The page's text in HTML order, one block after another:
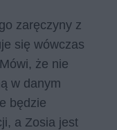
zaręczyny z
się wówczas
że nie
w danym
będzie
a Zosia jest